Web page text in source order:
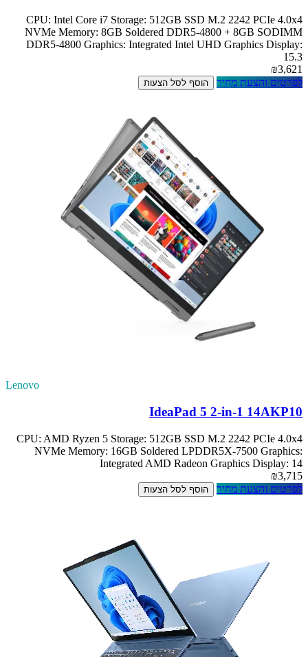
CPU: Intel Core i7 Storage: 512GB SSD M.2 2242 PCIe 4.0x4
NVMe Memory: 8GB Soldered DDR5-4800 + 8GB SODIMM
DDR5-4800 Graphics: Integrated Intel UHD Graphics Display:
15.3
₪3,621
לפרטים והצעת מחיר
הוסף לסל הצעות
Lenovo
IdeaPad 5 2-in-1 14AKP10
CPU: AMD Ryzen 5 Storage: 512GB SSD M.2 2242 PCIe 4.0x4
NVMe Memory: 16GB Soldered LPDDR5X-7500 Graphics:
Integrated AMD Radeon Graphics Display: 14
₪3,715
לפרטים והצעת מחיר
הוסף לסל הצעות